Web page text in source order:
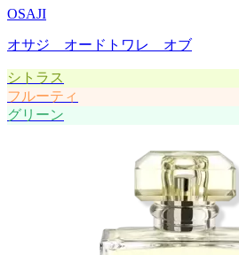
OSAJI
オサジ オードトワレ オブ
シトラス
フルーティ
グリーン